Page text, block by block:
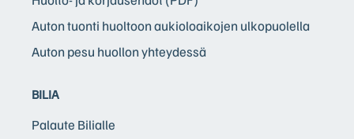
Auton tuonti huoltoon aukioloaikojen ulkopuolella
Auton pesu huollon yhteydessä
BILIA
Palaute Bilialle